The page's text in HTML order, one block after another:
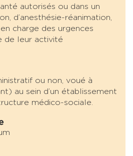
autorisés ou dans un
d’anesthésie-réanimation,
charge des urgences
de leur activité
ou non, voué à
au sein d’un établissement
médico-sociale.